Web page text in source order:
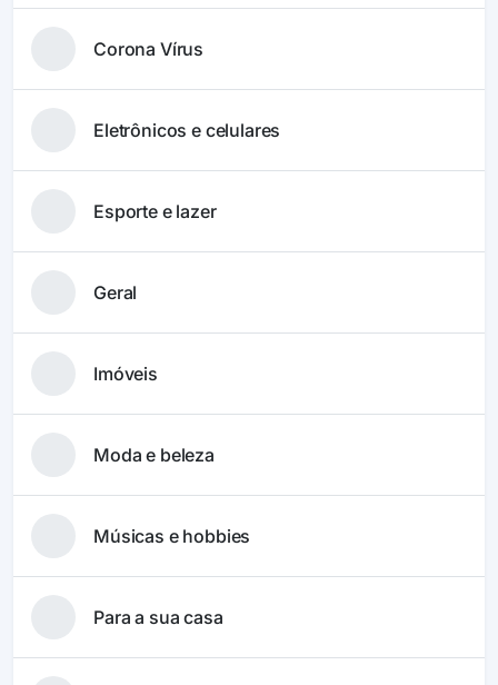
Corona Vírus
Eletrônicos e celulares
Esporte e lazer
Geral
Imóveis
Moda e beleza
Músicas e hobbies
Para a sua casa